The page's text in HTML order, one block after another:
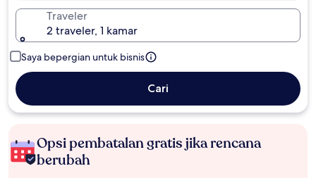
Traveler
2 traveler, 1 kamar
Saya bepergian untuk bisnis
Cari
Opsi pembatalan gratis jika rencana
berubah